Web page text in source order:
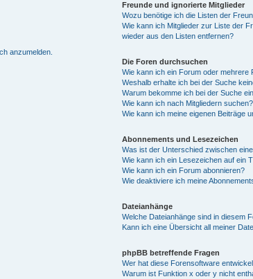
anzumelden.
Freunde und ignorierte Mitglieder
Wozu benötige ich die Listen der
Wie kann ich Mitglieder zur Liste der
wieder aus den Listen entfernen?
Die Foren durchsuchen
Wie kann ich ein Forum oder mehrere
Weshalb erhalte ich bei der Suche
Warum bekomme ich bei der Suche
Wie kann ich nach Mitgliedern suchen?
Wie kann ich meine eigenen Beiträge
Abonnements und Lesezeichen
Was ist der Unterschied zwischen
Wie kann ich ein Lesezeichen auf ein
Wie kann ich ein Forum abonnieren?
Wie deaktiviere ich meine
Dateianhänge
Welche Dateianhänge sind in diesem
Kann ich eine Übersicht all meiner
phpBB betreffende Fragen
Wer hat diese Forensoftware
Warum ist Funktion x oder y nicht